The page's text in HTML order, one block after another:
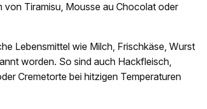
von Tiramisu, Mousse au Chocolat oder
Lebensmittel wie Milch, Frischkäse, Wurst
worden. So sind auch Hackfleisch,
Cremetorte bei hitzigen Temperaturen